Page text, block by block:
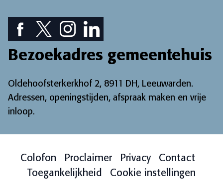
Facebook pictogram: bekijk onze Facebook pagina
Twitter pictogram: bekijk onze Twitter pagina
Instagram pictogram: bekijk onze
LinkedIn pictogram: bekijk onze
Bezoekadres gemeentehuis
Oldehoofsterkerkhof 2, 8911 DH, Leeuwarden.
Adressen, openingstijden, afspraak maken en vrije
inloop.
Colofon Proclaimer Privacy
Contact
Toegankelijkheid
Cookie instellingen